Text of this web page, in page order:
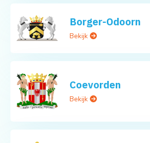
Borger-Odoorn
Bekijk
Coevorden
Bekijk